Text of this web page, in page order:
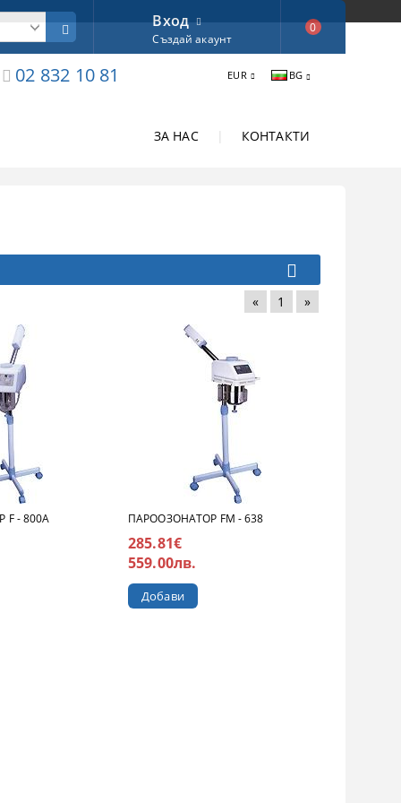
02 832 10 81 EUR BG
ЗА НАС КОНТАКТИ
Вход
Създай акаунт
0
« 1 »
- 800A ПАРООЗОНАТОР FM - 638
285.81€
559.00лв.